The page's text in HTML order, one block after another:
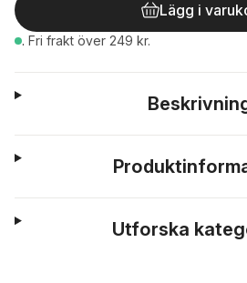
Lägg i
. Fri frakt över 249 kr.
Utforska